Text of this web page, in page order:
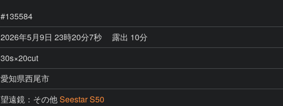
#135584
2026年5月9日 23時20分7秒
露出 10分
30s×20cut
愛知県西尾市
望遠鏡：その他Seestar S50